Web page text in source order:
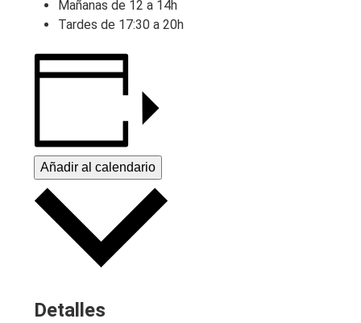
Mañanas de 12 a 14h
Tardes de 17:30 a 20h
Añadir al calendario
Detalles